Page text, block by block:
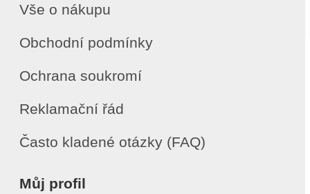
Vše o nákupu
Obchodní podmínky
Ochrana soukromí
Reklamační řád
Často kladené otázky (FAQ)
Můj profil